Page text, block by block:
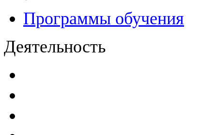
Программы обучения
Деятельность